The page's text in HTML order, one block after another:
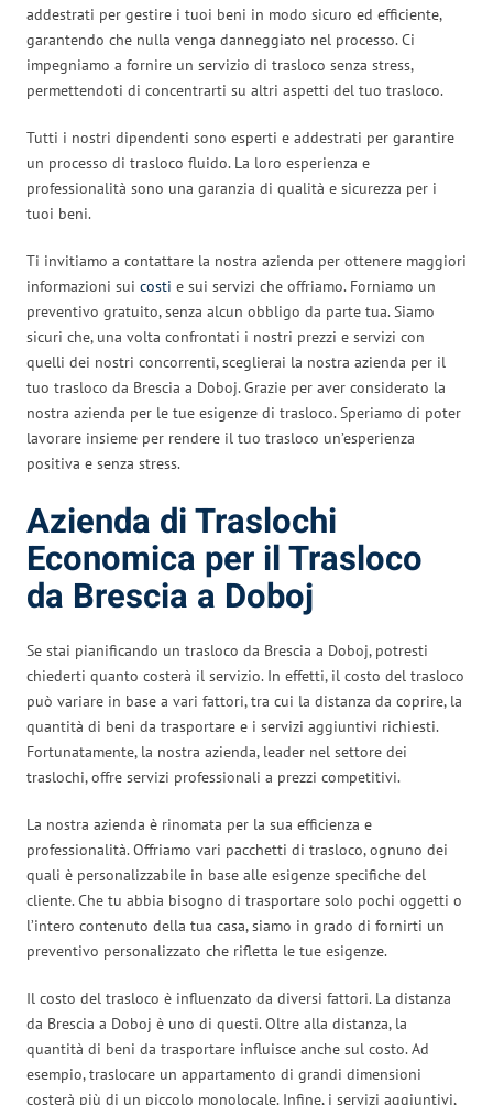
addestrati per gestire i tuoi beni in modo sicuro ed efficiente,
garantendo che nulla venga danneggiato nel processo. Ci
impegniamo a fornire un servizio di trasloco senza stress,
permettendoti di concentrarti su altri aspetti del tuo trasloco.
Tutti i nostri dipendenti sono esperti e addestrati per garantire
un processo di trasloco fluido. La loro esperienza e
professionalità sono una garanzia di qualità e sicurezza per i
tuoi beni.
Ti invitiamo a contattare la nostra azienda per ottenere maggiori
informazioni sui costi e sui servizi che offriamo. Forniamo un
preventivo gratuito, senza alcun obbligo da parte tua. Siamo
sicuri che, una volta confrontati i nostri prezzi e servizi con
quelli dei nostri concorrenti, sceglierai la nostra azienda per il
tuo trasloco da Brescia a Doboj. Grazie per aver considerato la
nostra azienda per le tue esigenze di trasloco. Speriamo di poter
lavorare insieme per rendere il tuo trasloco un’esperienza
positiva e senza stress.
Azienda di Traslochi
Economica per il Trasloco
da Brescia a Doboj
Se stai pianificando un trasloco da Brescia a Doboj, potresti
chiederti quanto costerà il servizio. In effetti, il costo del trasloco
può variare in base a vari fattori, tra cui la distanza da coprire, la
quantità di beni da trasportare e i servizi aggiuntivi richiesti.
Fortunatamente, la nostra azienda, leader nel settore dei
traslochi, offre servizi professionali a prezzi competitivi.
La nostra azienda è rinomata per la sua efficienza e
professionalità. Offriamo vari pacchetti di trasloco, ognuno dei
quali è personalizzabile in base alle esigenze specifiche del
cliente. Che tu abbia bisogno di trasportare solo pochi oggetti o
l’intero contenuto della tua casa, siamo in grado di fornirti un
preventivo personalizzato che rifletta le tue esigenze.
Il costo del trasloco è influenzato da diversi fattori. La distanza
da Brescia a Doboj è uno di questi. Oltre alla distanza, la
quantità di beni da trasportare influisce anche sul costo. Ad
esempio, traslocare un appartamento di grandi dimensioni
costerà più di un piccolo monolocale. Infine, i servizi aggiuntivi,